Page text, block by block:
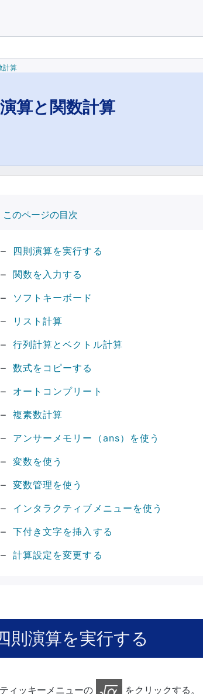
計算
算と関数計算
このページの目次
四則演算を実行する
関数を入力する
ソフトキーボード
リスト計算
行列計算とベクトル計算
数式をコピーする
オートコンプリート
複素数計算
アンサーメモリー（ans）を使う
変数を使う
変数管理を使う
インタラクティブメニューを使う
下付き文字を挿入する
計算設定を変更する
則演算を実行する
ィッキーメニューの をクリックする。